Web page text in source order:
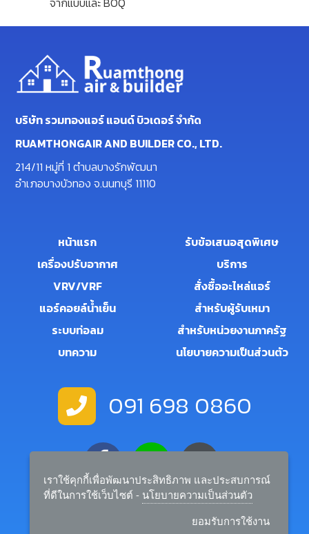
บริษัท รวมทองแอร์ แอนด์ บิวเดอร์ จำกัด
RUAMTHONGAIR AND BUILDER CO., LTD.
214/11 หมู่ที่ 1 ตำบลบางรักพัฒนา
อำเภอบางบัวทอง จ.นนทบุรี 11110
หน้าแรก
เครื่องปรับอากาศ
VRV/VRF
แอร์คอยล์น้ำเย็น
ระบบท่อลม
บทความ
รับข้อเสนอสุดพิเศษ
บริการ
สั่งซื้ออะไหล่แอร์
สำหรับผู้รับเหมา
สำหรับหน่วยงานภาครัฐ
นโยบายความเป็นส่วนตัว
091 698 0860
salemanager.rtairandbuilder@gmail.com
เราใช้คุกกี้เพื่อพัฒนาประสิทธิภาพ และประสบการณ์
ที่ดีในการใช้เว็บไซต์ - นโยบายความเป็นส่วนตัว
ยอมรับการใช้งาน